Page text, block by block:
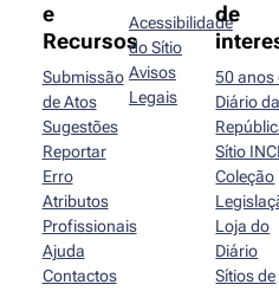
e
Recursos
Submissão
de Atos
Sugestões
Reportar
Erro
Atributos
Profissionais
Ajuda
Contactos
Acessibilidade
do Sítio
Avisos
Legais
de
50 anos
Diário da
Sítio
Coleção
Loja do
Diário
Sítios de